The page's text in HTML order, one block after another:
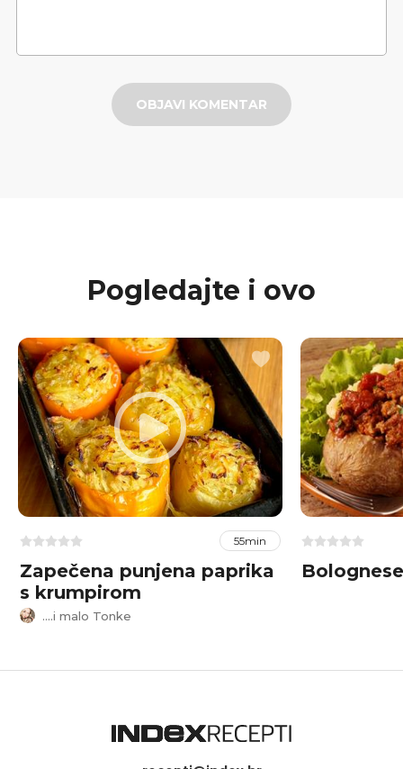
OBJAVI KOMENTAR
Pogledajte i ovo
55min
Zapečena punjena paprika
s krumpirom
....i malo Tonke